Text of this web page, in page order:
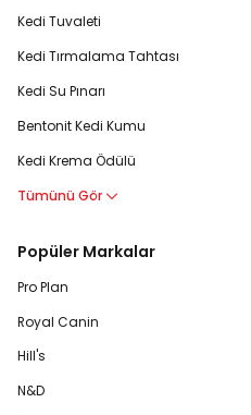
Kedi Tuvaleti
Kedi Tırmalama Tahtası
Kedi Su Pınarı
Bentonit Kedi Kumu
Kedi Krema Ödülü
Tümünü Gör
Popüler Markalar
Pro Plan
Royal Canin
Hill's
N&D